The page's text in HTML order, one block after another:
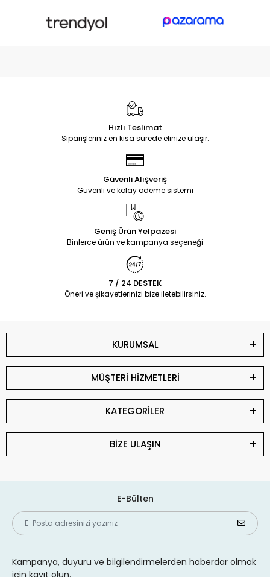
Hızlı Teslimat
Siparişleriniz en kısa sürede elinize ulaşır.
Güvenli Alışveriş
Güvenli ve kolay ödeme sistemi
Geniş Ürün Yelpazesi
Binlerce ürün ve kampanya seçeneği
7 / 24 DESTEK
Öneri ve şikayetlerinizi bize iletebilirsiniz.
KURUMSAL
MÜŞTERİ HİZMETLERİ
KATEGORİLER
BİZE ULAŞIN
E-Bülten
Kampanya, duyuru ve bilgilendirmelerden haberdar olmak
için kayıt olun.